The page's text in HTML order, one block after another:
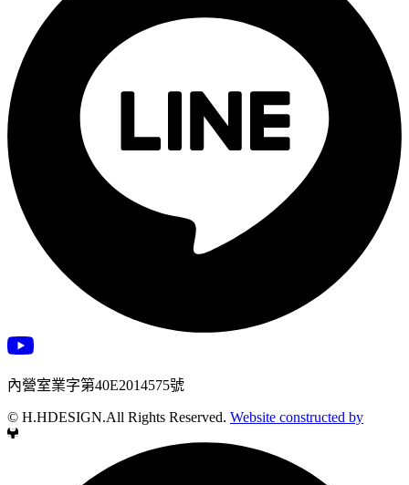
內營室業字第40E2014575號
© H.HDESIGN.All Rights Reserved. Website constructed by